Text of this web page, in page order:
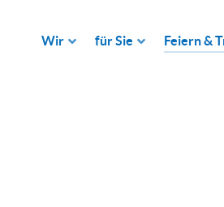
Wir für Sie Feiern &